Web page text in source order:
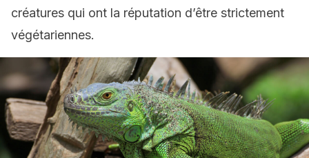
créatures qui ont la réputation d’être strictement
végétariennes.